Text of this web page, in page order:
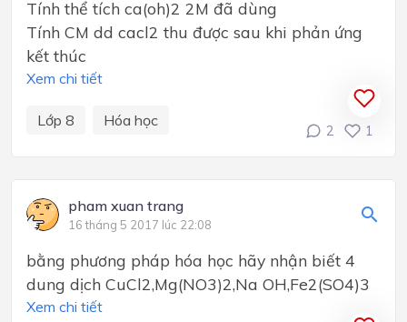
Tính thể tích ca(oh)2 2M đã dùng
Tính CM dd cacl2 thu được sau khi phản ứng
kết thúc
Xem chi tiết
Lớp 8 Hóa học
2 1
pham xuan trang
16 tháng 5 2017 lúc 22:08
bằng phương pháp hóa học hãy nhận biết 4
dung dịch CuCl2,Mg(NO3)2,Na OH,Fe2(SO4)3
Xem chi tiết